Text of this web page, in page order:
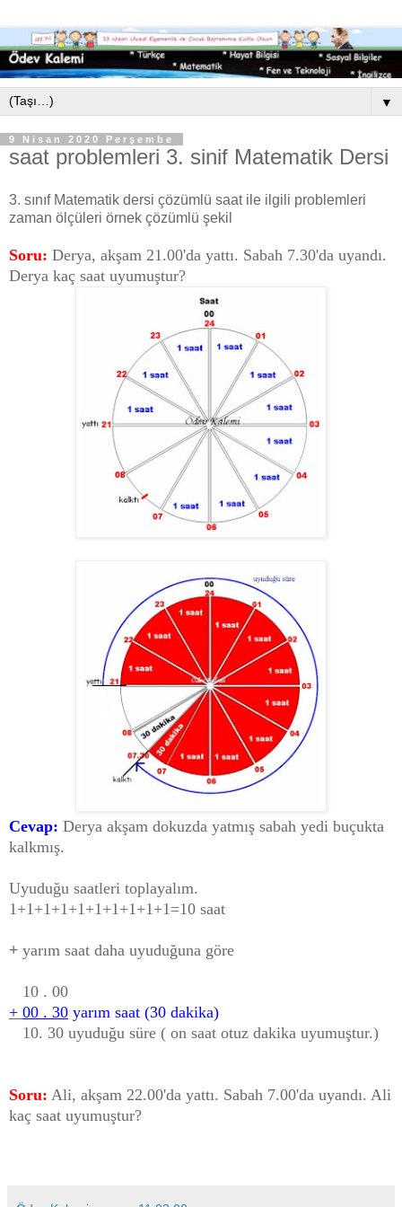
▼
9 Nisan 2020 Perşembe
saat problemleri 3. sinif Matematik Dersi
3. sınıf Matematik dersi çözümlü saat ile ilgili problemleri
zaman ölçüleri örnek çözümlü şekil
Soru: Derya, akşam 21.00'da yattı. Sabah 7.30'da uyandı.
Derya kaç saat uyumuştur?
Cevap: Derya akşam dokuzda yatmış sabah yedi buçukta
kalkmış.
Uyuduğu saatleri toplayalım.
1+1+1+1+1+1+1+1+1+1=10 saat
+ yarım saat daha uyuduğuna göre
10 . 00
+ 00 . 30 yarım saat (30 dakika)
10. 30 uyuduğu süre ( on saat otuz dakika uyumuştur.)
Soru: Ali, akşam 22.00'da yattı. Sabah 7.00'da uyandı. Ali
kaç saat uyumuştur?